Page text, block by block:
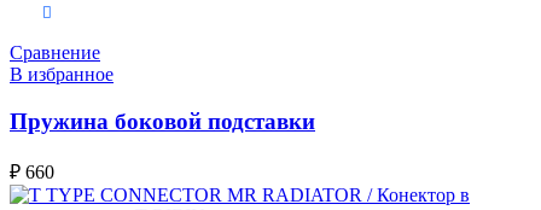
Сравнение
В избранное
Пружина боковой подставки
₽ 660